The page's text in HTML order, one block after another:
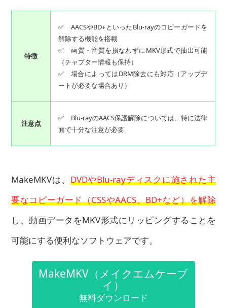
特徴
✅ AACSやBD+といったBlu-rayのコピーガードを
解除する機能を搭載
✅ 画質・音質を損なわずにMKV形式で抽出可能
（チャプター情報も保持）
✅ 場合によってはDRM除去にも対応（アップデ
ートが必要な場合あり）
注意点
✅ Blu-rayのAACS保護解除については、特に法律
面で十分な注意が必要
MakeMKVは、 DVDやBlu-rayディスクに施された主
要なコピーガード（CSSやAACS、BD+など）を解除
し、動画データをMKV形式にリッピングすることを
可能にする便利なソフトウェアです。
MakeMKV（メイクエムケーブ
イ）
無料ダウンロード